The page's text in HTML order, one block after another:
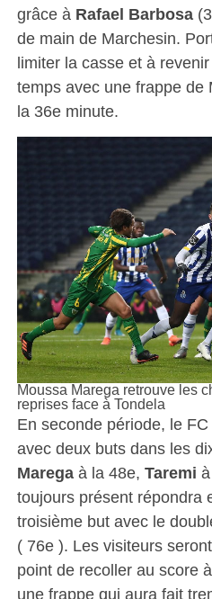
grâce à Rafael Barbosa
de main de Marchesin.
limiter la casse et à
temps avec une frappe de
la 36e minute.
Moussa Marega retrouve les
reprises face à Tondela
En seconde période, le
avec deux buts dans les
Maregaà la 48e, Taremi
toujours présent répondra
troisième but avec le
( 76e ). Les visiteurs
point de recoller au score
une frappe qui aura fait